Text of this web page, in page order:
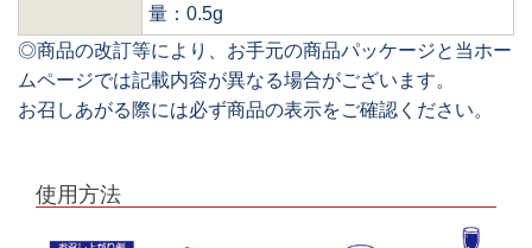
量：0.5g
◎商品の改訂等により、お手元の商品パッケージと当ホー
ムページでは記載内容が異なる場合がございます。
お召しあがる際には必ず商品の表示をご確認ください。
使用方法